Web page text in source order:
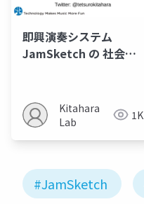
即興演奏システム
JamSketch の 社会応
Kitahara
Lab
1K
#JamSketch